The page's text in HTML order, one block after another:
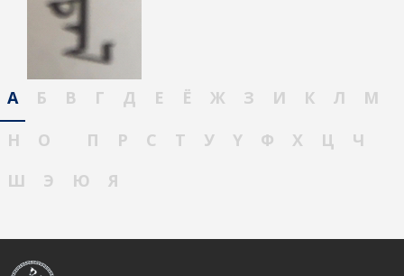
А Б В Г Д Е Ё Ж З И К Л
М
Н
О П Р С Т У Ү Ф Х Ц
Ч
Ш
Э Ю Я